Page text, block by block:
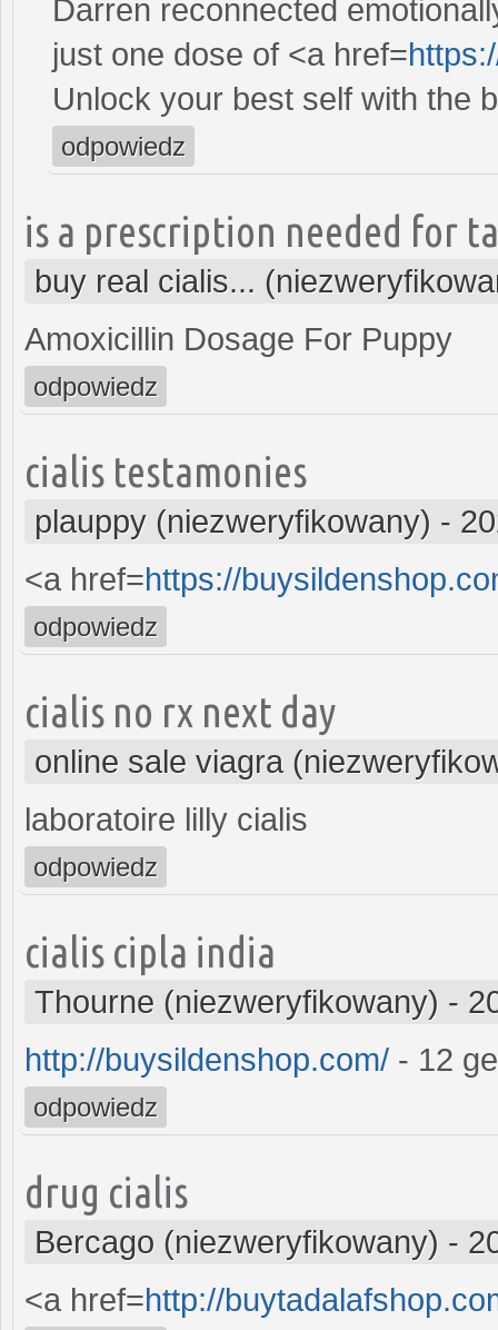
Darren reconnected
just one dose of <a href=
Unlock your best self with the
odpowiedz
is a prescription needed for
buy real cialis...
Amoxicillin Dosage For Puppy
odpowiedz
cialis testamonies
plauppy (niezweryfikowany) -
<a href=https://
odpowiedz
cialis no rx next day
online sale viagra
laboratoire lilly cialis
odpowiedz
cialis cipla india
Thourne (niezweryfikowany) -
http://buysildenshop.com/ - 12
odpowiedz
drug cialis
Bercago (niezweryfikowany) -
<a href=http://